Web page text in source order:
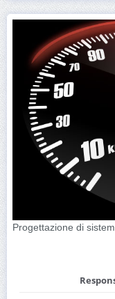
Progettazione di